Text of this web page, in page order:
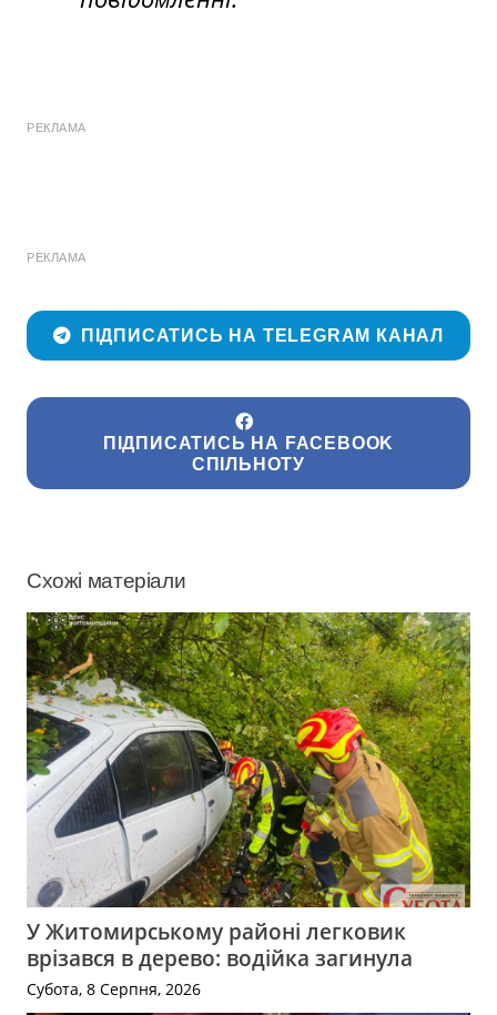
РЕКЛАМА
РЕКЛАМА
ПІДПИСАТИСЬ НА TELEGRAM КАНАЛ
ПІДПИСАТИСЬ НА FACEBOOK
СПІЛЬНОТУ
Схожі матеріали
У Житомирському районі легковик
врізався в дерево: водійка загинула
Субота, 8 Серпня, 2026